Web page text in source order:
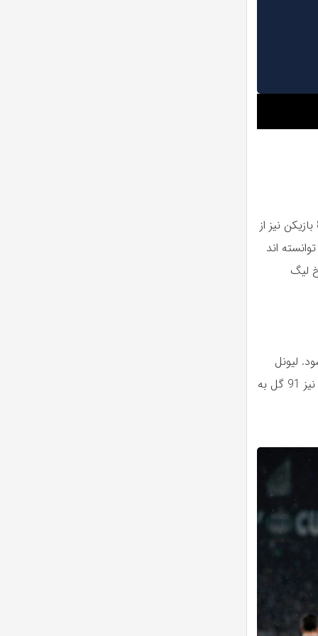
تا به امروز 19 بازیکن به حداقل 50 گل در لیگ قهرمانان اروپا رسیده اند و تعداد گل 8 بازیکن نیز از
اند
گلزن تاریخ لیگ
در هر بازی می شود. لیونل
مسی با 129 گل، دومین گلزن برتر تاریخ لیگ قهرمانان اروپا است. رابرت لواندوفسکی نیز 91 گل به